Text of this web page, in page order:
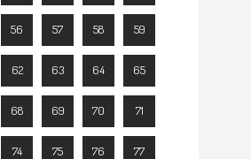
56 57 58 59
62 63 64 65
68 69 70 71
74 75 76 77